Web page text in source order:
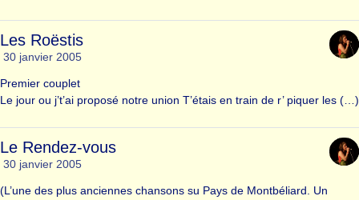
Les Roëstis
30 janvier 2005
Premier couplet
Le jour ou j’t’ai proposé notre union T’étais en train de r’ piquer les (…)
Le Rendez-vous
30 janvier 2005
(L’une des plus anciennes chansons su Pays de Montbéliard. Un